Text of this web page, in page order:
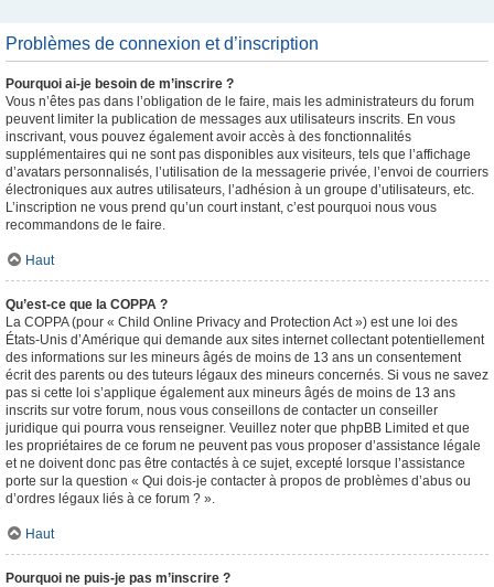
Problèmes de connexion et d’inscription
Pourquoi ai-je besoin de m’inscrire ?
Vous n’êtes pas dans l’obligation de le faire, mais les administrateurs du forum
peuvent limiter la publication de messages aux utilisateurs inscrits. En vous
inscrivant, vous pouvez également avoir accès à des fonctionnalités
supplémentaires qui ne sont pas disponibles aux visiteurs, tels que l’affichage
d’avatars personnalisés, l’utilisation de la messagerie privée, l’envoi de courriers
électroniques aux autres utilisateurs, l’adhésion à un groupe d’utilisateurs, etc.
L’inscription ne vous prend qu’un court instant, c’est pourquoi nous vous
recommandons de le faire.
Haut
Qu’est-ce que la COPPA ?
La COPPA (pour « Child Online Privacy and Protection Act ») est une loi des
États-Unis d’Amérique qui demande aux sites internet collectant potentiellement
des informations sur les mineurs âgés de moins de 13 ans un consentement
écrit des parents ou des tuteurs légaux des mineurs concernés. Si vous ne savez
pas si cette loi s’applique également aux mineurs âgés de moins de 13 ans
inscrits sur votre forum, nous vous conseillons de contacter un conseiller
juridique qui pourra vous renseigner. Veuillez noter que phpBB Limited et que
les propriétaires de ce forum ne peuvent pas vous proposer d’assistance légale
et ne doivent donc pas être contactés à ce sujet, excepté lorsque l’assistance
porte sur la question « Qui dois-je contacter à propos de problèmes d’abus ou
d’ordres légaux liés à ce forum ? ».
Haut
Pourquoi ne puis-je pas m’inscrire ?